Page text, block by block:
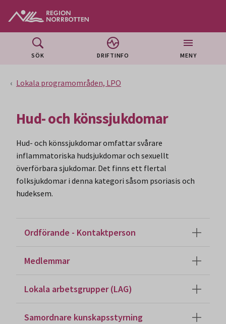
SÖK DRIFTINFO MENY
Lokala programområden, LPO
Hud- och könssjukdomar
Hud- och könssjukdomar omfattar svårare
inflammatoriska hudsjukdomar och sexuellt
överförbara sjukdomar. Det finns ett flertal
folksjukdomar i denna kategori såsom psoriasis och
hudeksem.
Ordförande - Kontaktperson
Medlemmar
Lokala arbetsgrupper (LAG)
Samordnare kunskapsstyrning